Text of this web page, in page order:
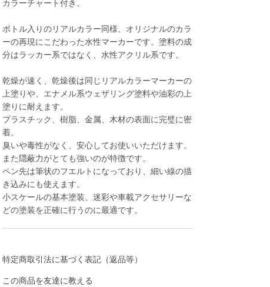
カラーチャート付き。
ボトル入りのリアルカラー同様、オリジナルのカラ
ーの再現にこだわった水性マーカーです。塗料の成
分はラッカー系ではなく、水性アクリル系です。
乾燥が速く、乾燥後は同じリアルカラーマーカーの
上塗りや、エナメル系ウェザリング塗料や油彩の上
塗りに耐えます。
プラスチック、樹脂、金属、木材の表面に完璧に密
着。
臭いや毒性がなく、安心してお使いいただけます。
また隠蔽力がとても強いのが特徴です。
ペン先は筆状のフエルトになっており、細い線の描
き込みにも使えます。
小スケールの基本塗装、迷彩や車載アクセサリーな
どの塗装を正確に行うのに最適です。
特定商取引法に基づく表記（返品等）
この商品を友達に教える